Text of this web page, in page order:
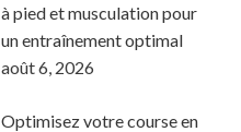
à pied et musculation pour
un entraînement optimal
août 6, 2026
Optimisez votre course en